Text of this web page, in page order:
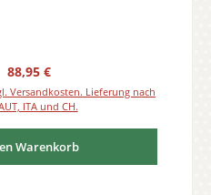
Regulärer Preis:
88,95 €
Versandkosten. Lieferung nach
ITA und CH.
Warenkorb